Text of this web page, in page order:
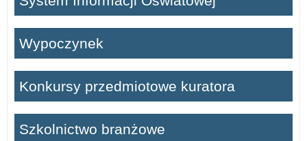
Wypoczynek
Konkursy przedmiotowe kuratora
Szkolnictwo branżowe